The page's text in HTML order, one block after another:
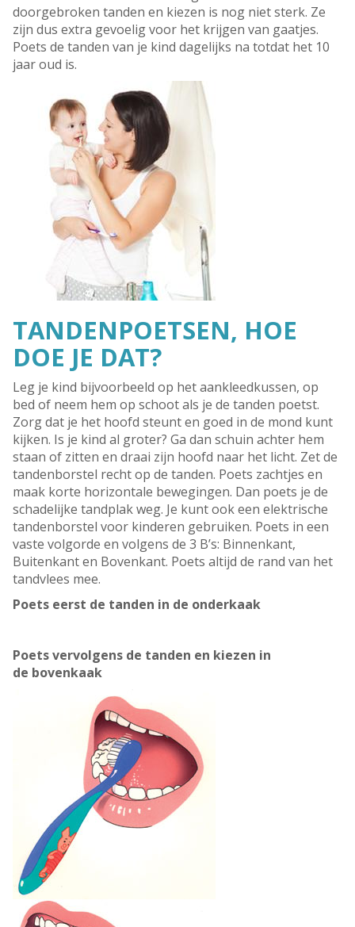
doorgebroken tanden en kiezen is nog niet sterk. Ze
zijn dus extra gevoelig voor het krijgen van gaatjes.
Poets de tanden van je kind dagelijks na totdat het 10
jaar oud is.
TANDENPOETSEN, HOE
DOE JE DAT?
Leg je kind bijvoorbeeld op het aankleedkussen, op
bed of neem hem op schoot als je de tanden poetst.
Zorg dat je het hoofd steunt en goed in de mond kunt
kijken. Is je kind al groter? Ga dan schuin achter hem
staan of zitten en draai zijn hoofd naar het licht. Zet de
tandenborstel recht op de tanden. Poets zachtjes en
maak korte horizontale bewegingen. Dan poets je de
schadelijke tandplak weg. Je kunt ook een elektrische
tandenborstel voor kinderen gebruiken. Poets in een
vaste volgorde en volgens de 3 B’s: Binnenkant,
Buitenkant en Bovenkant. Poets altijd de rand van het
tandvlees mee.
Poets eerst de tanden in de onderkaak
Poets vervolgens de tanden en kiezen in
de bovenkaak